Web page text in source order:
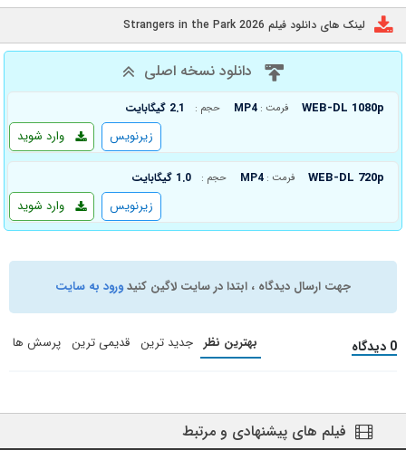
لینک های دانلود فیلم Strangers in the Park 2026
دانلود نسخه اصلی
WEB-DL 1080p فرمت : MP4 حجم : 2.1 گیگابایت
وارد شوید زیرنویس
WEB-DL 720p فرمت : MP4 حجم : 1.0 گیگابایت
وارد شوید زیرنویس
جهت ارسال دیدگاه ، ابتدا در سایت لاگین کنیدورود به سایت
0 دیدگاه بهترین نظر جدید ترین قدیمی ترین پرسش ها
فیلم های پیشنهادی و مرتبط